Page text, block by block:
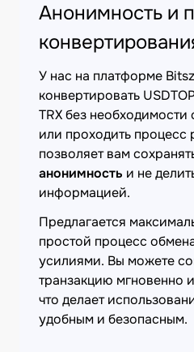
Анонимность и
У нас на платформе
конвертировать
TRX без необходимости
или проходить процесс
позволяет вам
анонимность и не
информацией.
Предлагается
простой процесс
усилиями. Вы можете
транзакцию мгновенно
что делает
удобным и безопасным.